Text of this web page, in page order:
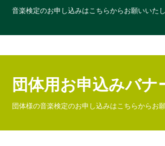
音楽検定のお申し込みはこちらからお願いいたし
団体用お申込みバナ
団体様の音楽検定のお申し込みはこちらからお